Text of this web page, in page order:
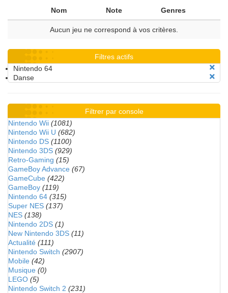
Nom Note Genres
Aucun jeu ne correspond à vos critères.
Filtres actifs
Nintendo 64
Danse
Filtrer par console
Nintendo Wii (1081)
Nintendo Wii U (682)
Nintendo DS (1100)
Nintendo 3DS (929)
Retro-Gaming (15)
GameBoy Advance (67)
GameCube (422)
GameBoy (119)
Nintendo 64 (315)
Super NES (137)
NES (138)
Nintendo 2DS (1)
New Nintendo 3DS (11)
Actualité (111)
Nintendo Switch (2907)
Mobile (42)
Musique (0)
LEGO (5)
Nintendo Switch 2 (231)